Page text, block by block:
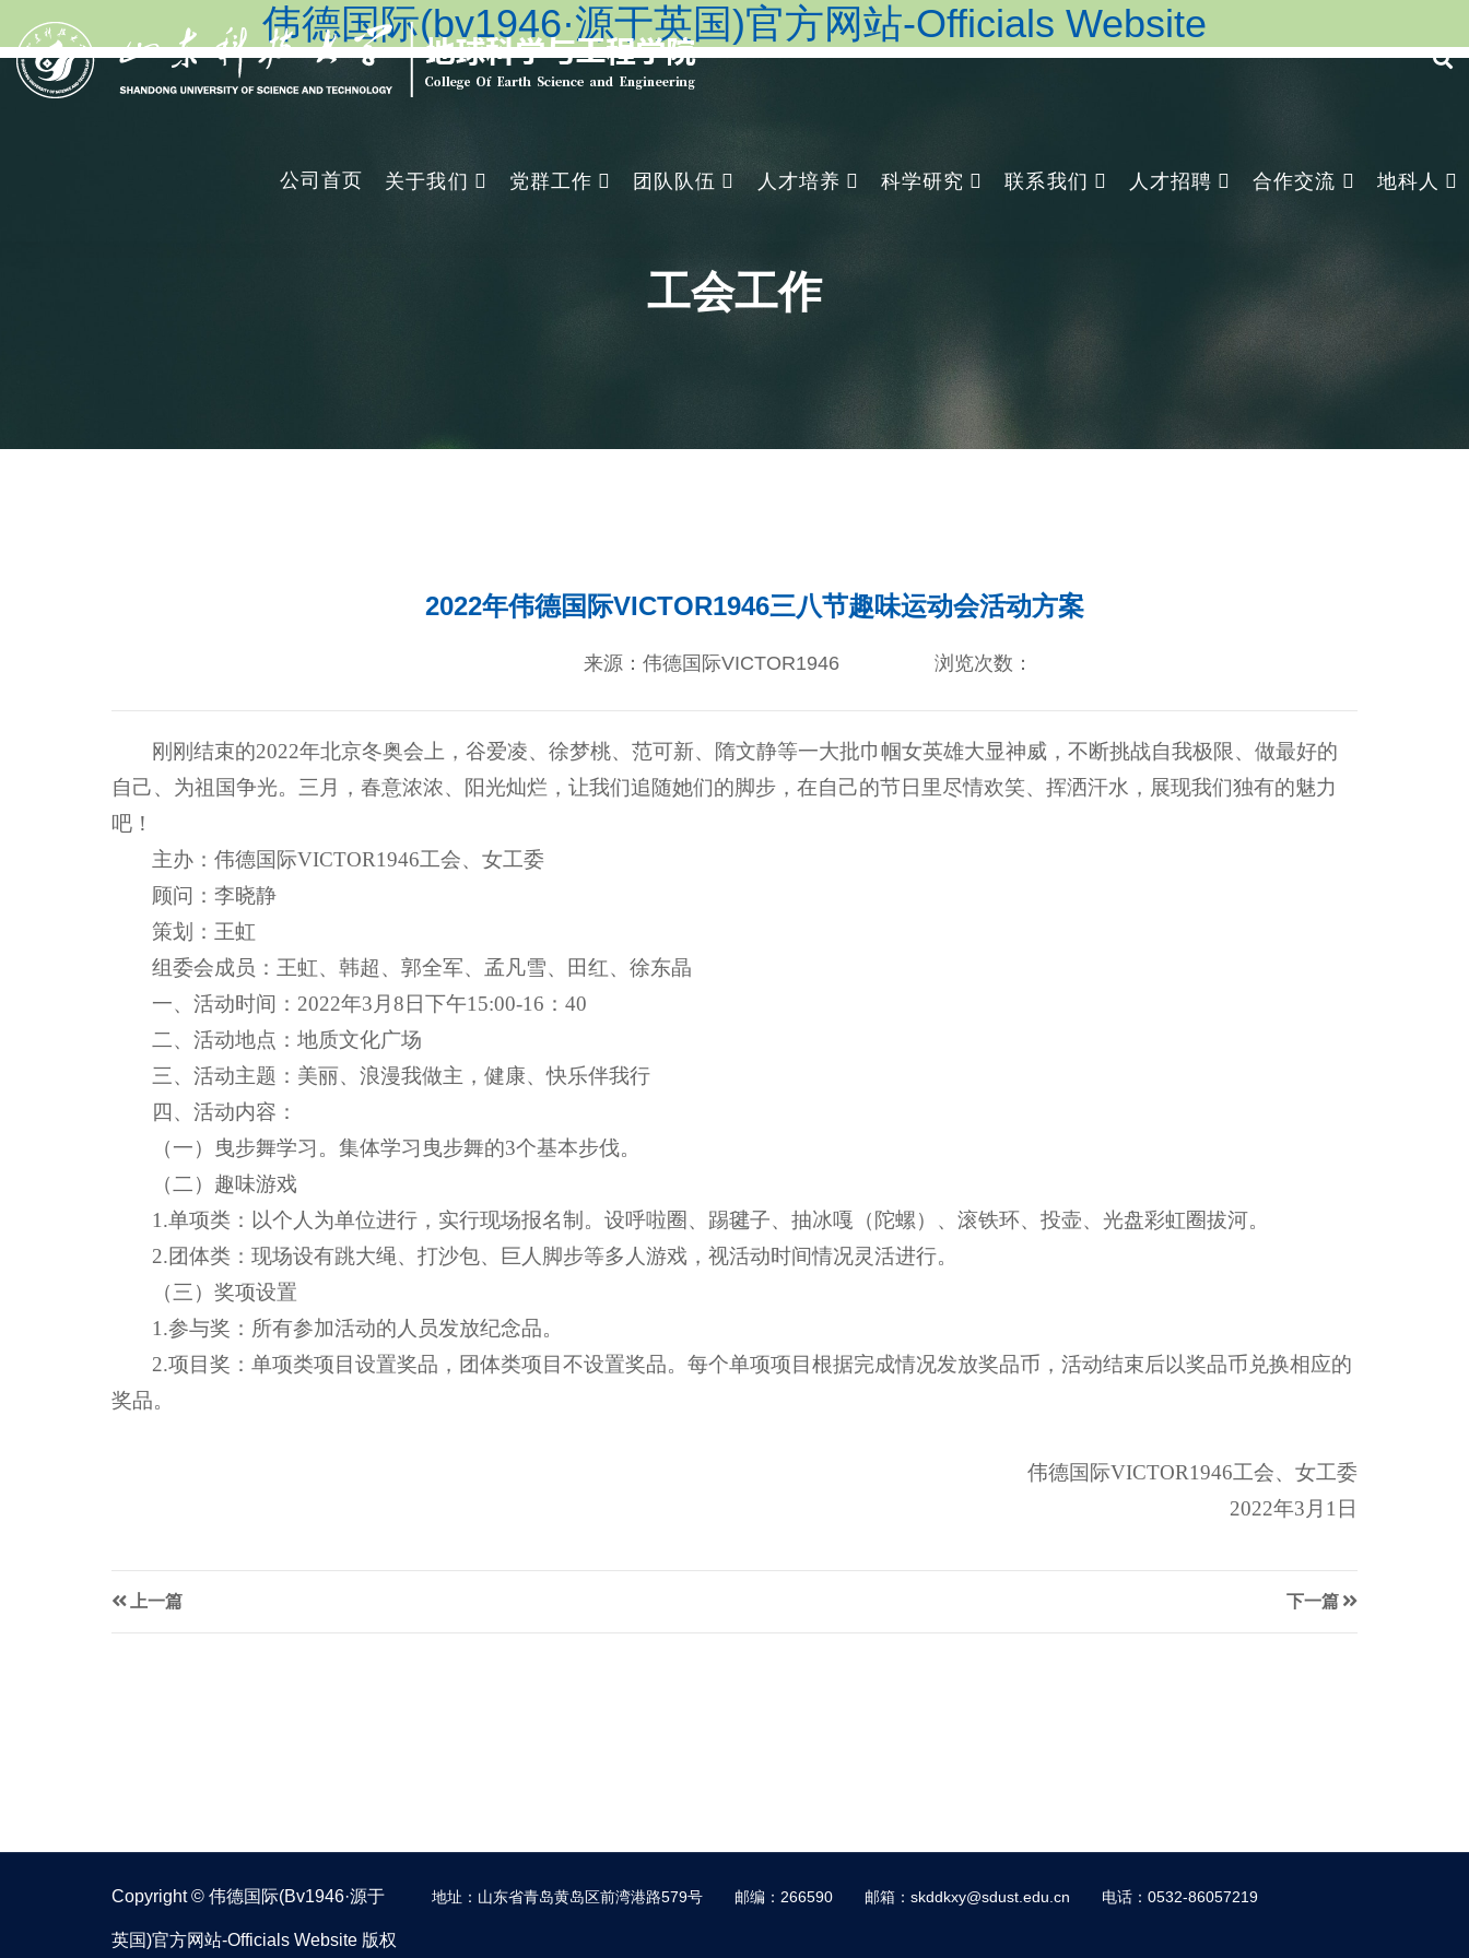
伟德国际(bv1946·源于英国)官方网站-Officials Website
公司首页 关于我们 党群工作 团队队伍 人才培养 科学研究 联系我们 人才招聘 合作交流 地科人
工会工作
2022年伟德国际VICTOR1946三八节趣味运动会活动方案
来源：伟德国际VICTOR1946 浏览次数：
刚刚结束的2022年北京冬奥会上，谷爱凌、徐梦桃、范可新、隋文静等一大批巾帼女英雄大显神威，不断挑战自我极限、做最好的
自己、为祖国争光。三月，春意浓浓、阳光灿烂，让我们追随她们的脚步，在自己的节日里尽情欢笑、挥洒汗水，展现我们独有的魅力
吧！
主办：伟德国际VICTOR1946工会、女工委
顾问：李晓静
策划：王虹
组委会成员：王虹、韩超、郭全军、孟凡雪、田红、徐东晶
一、活动时间：2022年3月8日下午15:00-16：40
二、活动地点：地质文化广场
三、活动主题：美丽、浪漫我做主，健康、快乐伴我行
四、活动内容：
（一）曳步舞学习。集体学习曳步舞的3个基本步伐。
（二）趣味游戏
1.单项类：以个人为单位进行，实行现场报名制。设呼啦圈、踢毽子、抽冰嘎（陀螺）、滚铁环、投壶、光盘彩虹圈拔河。
2.团体类：现场设有跳大绳、打沙包、巨人脚步等多人游戏，视活动时间情况灵活进行。
（三）奖项设置
1.参与奖：所有参加活动的人员发放纪念品。
2.项目奖：单项类项目设置奖品，团体类项目不设置奖品。每个单项项目根据完成情况发放奖品币，活动结束后以奖品币兑换相应的
奖品。
伟德国际VICTOR1946工会、女工委
2022年3月1日
上一篇 下一篇
Copyright © 伟德国际(bv1946·源于
英国)官方网站-Officials Website 版权
地址：山东省青岛黄岛区前湾港路579号 邮编：266590 邮箱：skddkxy@sdust.edu.cn 电话：0532-86057219